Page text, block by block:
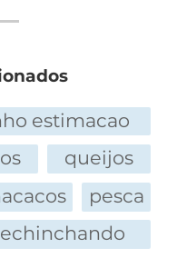
estimacao
queijos
pesca